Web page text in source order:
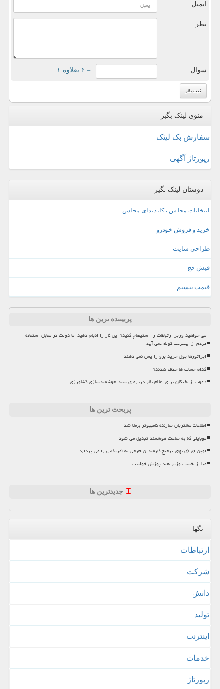
ایمیل:
نظر:
سوال: = ۴ بعلاوه ۱
منوی لینک بگیر
سفارش بک لینک
رپورتاژ آگهی
دوستان لینک بگیر
انتخابات مجلس ، کاندیدای مجلس
خرید و فروش خودرو
طراحی سایت
فیش حج
قیمت بیسیم
پربیننده ترین ها
می خواهید وزیر ارتباطات را استیضاح کنید؟ این کار را انجام دهید اما دولت در مقابل استفاده
مردم از اینترنت کوتاه نمی آید
اپراتورها پول خرید پرو را پس نمی دهند
کدام حساب ها حذف شدند؟
دعوت از نخبگان برای اعلام نظر درباره ی سند هوشمندسازی کشاورزی
پربحث ترین ها
اطلاعات مشتریان سازنده کامپیوتر برملا شد
موبایلی که به ساعت هوشمند تبدیل می شود
اوپن ای آی بهای ترجیح کارمندان خارجی به آمریکایی را می پردازد
متا از نخست وزیر هند پوزش خواست
جدیدترین ها
تگها
ارتباطات
شركت
دانش
تولید
اینترنت
خدمات
رپورتاژ